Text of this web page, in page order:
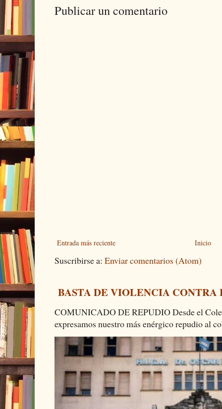
Publicar un comentario
Entrada más reciente Inicio
Suscribirse a: Enviar comentarios (Atom)
BASTA DE VIOLENCIA
COMUNICADO DE REPUDIO Desde el
expresamos nuestro más enérgico repudio al